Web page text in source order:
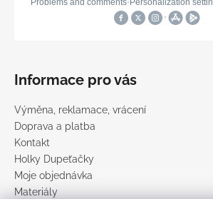
Informace pro vás
Výměna, reklamace, vrácení
Doprava a platba
Kontakt
Holky Dupeťačky
Moje objednávka
Materiály